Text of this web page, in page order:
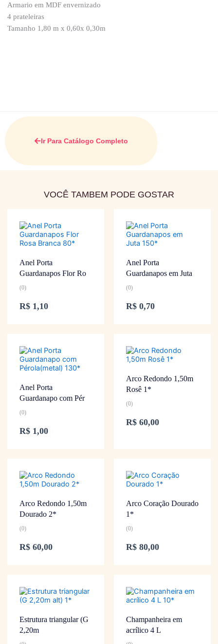
Armario em MDF envernizado
4 prateleiras
Tamanho 1,80 m x 0,60x 0,30m
Ir Para Catálogo Completo
VOCÊ TAMBEM PODE GOSTAR
Anel Porta
Guardanapos Flor Ro
(0)
R$ 1,10
Anel Porta
Guardanapos em Juta
(0)
R$ 0,70
Anel Porta
Guardanapo com Pér
(0)
R$ 1,00
Arco Redondo 1,50m
Rosê 1*
(0)
R$ 60,00
Arco Redondo 1,50m
Dourado 2*
(0)
R$ 60,00
Arco Coração Dourado
1*
(0)
R$ 80,00
Estrutura triangular (G
2,20m
Champanheira em
acrílico 4 L